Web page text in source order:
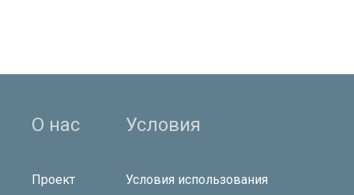
О нас
Проект
Условия
Условия использования